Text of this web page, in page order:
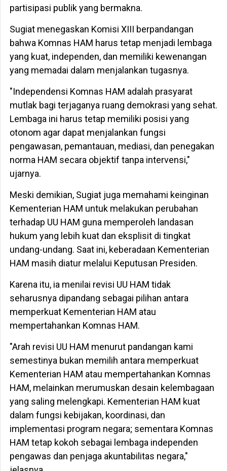
partisipasi publik yang bermakna.
Sugiat menegaskan Komisi XIII berpandangan
bahwa Komnas HAM harus tetap menjadi lembaga
yang kuat, independen, dan memiliki kewenangan
yang memadai dalam menjalankan tugasnya.
"Independensi Komnas HAM adalah prasyarat
mutlak bagi terjaganya ruang demokrasi yang sehat.
Lembaga ini harus tetap memiliki posisi yang
otonom agar dapat menjalankan fungsi
pengawasan, pemantauan, mediasi, dan penegakan
norma HAM secara objektif tanpa intervensi,"
ujarnya.
Meski demikian, Sugiat juga memahami keinginan
Kementerian HAM untuk melakukan perubahan
terhadap UU HAM guna memperoleh landasan
hukum yang lebih kuat dan eksplisit di tingkat
undang-undang. Saat ini, keberadaan Kementerian
HAM masih diatur melalui Keputusan Presiden.
Karena itu, ia menilai revisi UU HAM tidak
seharusnya dipandang sebagai pilihan antara
memperkuat Kementerian HAM atau
mempertahankan Komnas HAM.
"Arah revisi UU HAM menurut pandangan kami
semestinya bukan memilih antara memperkuat
Kementerian HAM atau mempertahankan Komnas
HAM, melainkan merumuskan desain kelembagaan
yang saling melengkapi. Kementerian HAM kuat
dalam fungsi kebijakan, koordinasi, dan
implementasi program negara; sementara Komnas
HAM tetap kokoh sebagai lembaga independen
pengawas dan penjaga akuntabilitas negara,"